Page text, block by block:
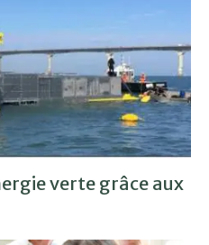
verte grâce aux